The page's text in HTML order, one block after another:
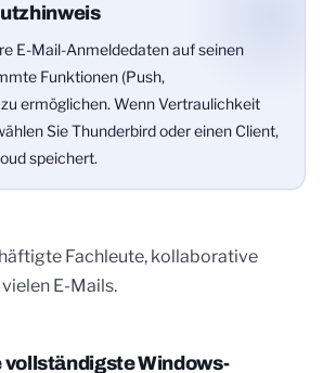
E-Mail-Anmeldedaten auf seinen
Funktionen (Push,
ermöglichen. Wenn Vertraulichkeit
Sie Thunderbird oder einen Client,
speichert.
Fachleute, kollaborative
E-Mails.
vollständigste Windows-